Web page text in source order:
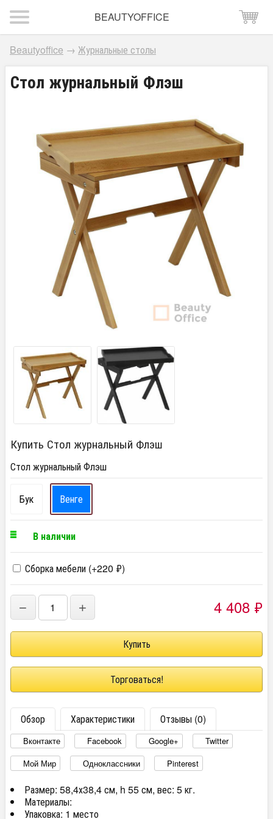
BEAUTYOFFICE
Beautyoffice → Журнальные столы
Стол журнальный Флэш
Купить Стол журнальный Флэш
Стол журнальный Флэш
Бук Венге
В наличии
Сборка мебели (+220 ₽)
− + 4 408 ₽
Торговаться!
Обзор Характеристики Отзывы (0)
Вконтакте Facebook Google+
Twitter
Мой Мир
Одноклассники Pinterest
Размер: 58,4х38,4 см, h 55 см, вес: 5 кг.
Материалы:
Упаковка: 1 место